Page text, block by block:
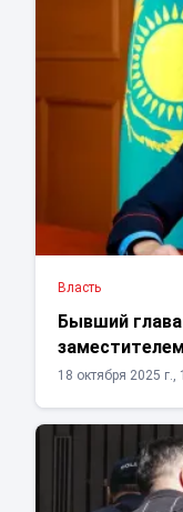
Власть
Бывший
18 октября 2025 г.,